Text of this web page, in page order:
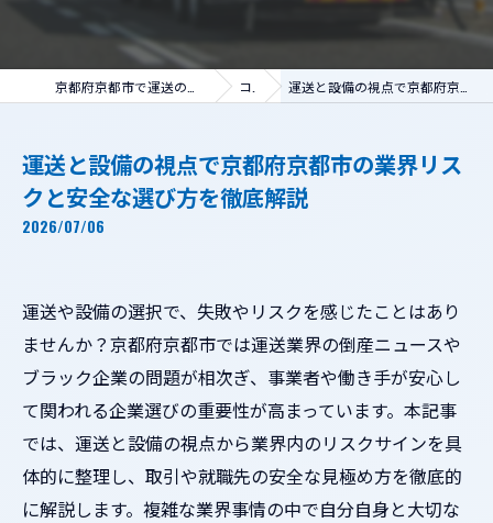
コラム 運送と設備の視点で京都府京都市の業界リスクと安全な選び方を徹底解説
運送と設備の視点で京都府京都市の業界リス
クと安全な選び方を徹底解説
2026/07/06
運送や設備の選択で、失敗やリスクを感じたことはあり
ませんか？京都府京都市では運送業界の倒産ニュースや
ブラック企業の問題が相次ぎ、事業者や働き手が安心し
て関われる企業選びの重要性が高まっています。本記事
では、運送と設備の視点から業界内のリスクサインを具
体的に整理し、取引や就職先の安全な見極め方を徹底的
に解説します。複雑な業界事情の中で自分自身と大切な